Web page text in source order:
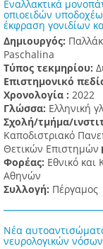
Εναλλακτικά
οπιοειδών
έκφραση γονιδίων
Δημιουργός:
Paschalina
Τύπος τεκμηρίου:
Επιστημονικό
Χρονολογία : 2022
Γλώσσα: Ελληνική
Σχολή/τμήμα/
Καποδιστριακό
Θετικών Επιστημών
Φορέας: Εθνικό και
Αθηνών
Συλλογή: Πέργαμος
Νέα
νευρολογικών νόσων